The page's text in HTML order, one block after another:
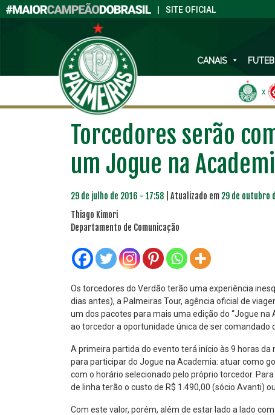
SITE OFICIAL
CANAIS
X
Torcedores serão
um Jogue na
29 de julho de 2016 - 17:58 | Atualizado em 29 de outubro
Thiago Kimori
Departamento de Comunicação
Os torcedores do Verdão terão uma experiência
dias antes), a Palmeiras Tour, agência oficial de
um dos pacotes para mais uma edição do “Jogue
ao torcedor a oportunidade única de ser
A primeira partida do evento terá início às 9 horas
para participar do Jogue na Academia: atuar como
com o horário selecionado pelo próprio torcedor.
de linha terão o custo de R$ 1.490,00 (sócio Avanti)
Com este valor, porém, além de estar lado a lado